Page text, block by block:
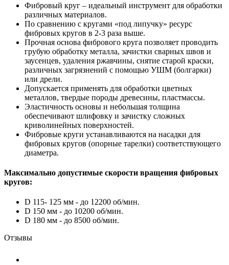
Фибровый круг – идеальный инструмент для обработки
различных материалов.
По сравнению с кругами «под липучку» ресурс
фибровых кругов в 2-3 раза выше.
Прочная основа фибрового круга позволяет проводить
грубую обработку металла, зачистки сварных швов и
заусенцев, удаления ржавчины, снятие старой краски,
различных загрязнений с помощью УШМ (болгарки)
или дрели.
Допускается применять для обработки цветных
металлов, твердые породы древесины, пластмассы.
Эластичность основы и небольшая толщина
обеспечивают шлифовку и зачистку сложных
криволинейных поверхностей.
Фибровые круги устанавливаются на насадки для
фибровых кругов (опорные тарелки) соответствующего
диаметра.
Максимально допустимые скорости вращения фибровых
кругов:
D 115- 125 мм - до 12200 об/мин.
D 150 мм - до 10200 об/мин.
D 180 мм - до 8500 об/мин.
Отзывы